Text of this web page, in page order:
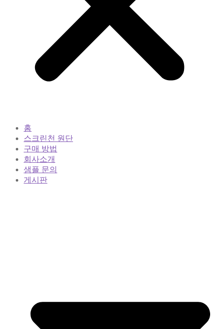
홈
스크린천 원단
구매 방법
회사소개
샘플 문의
게시판